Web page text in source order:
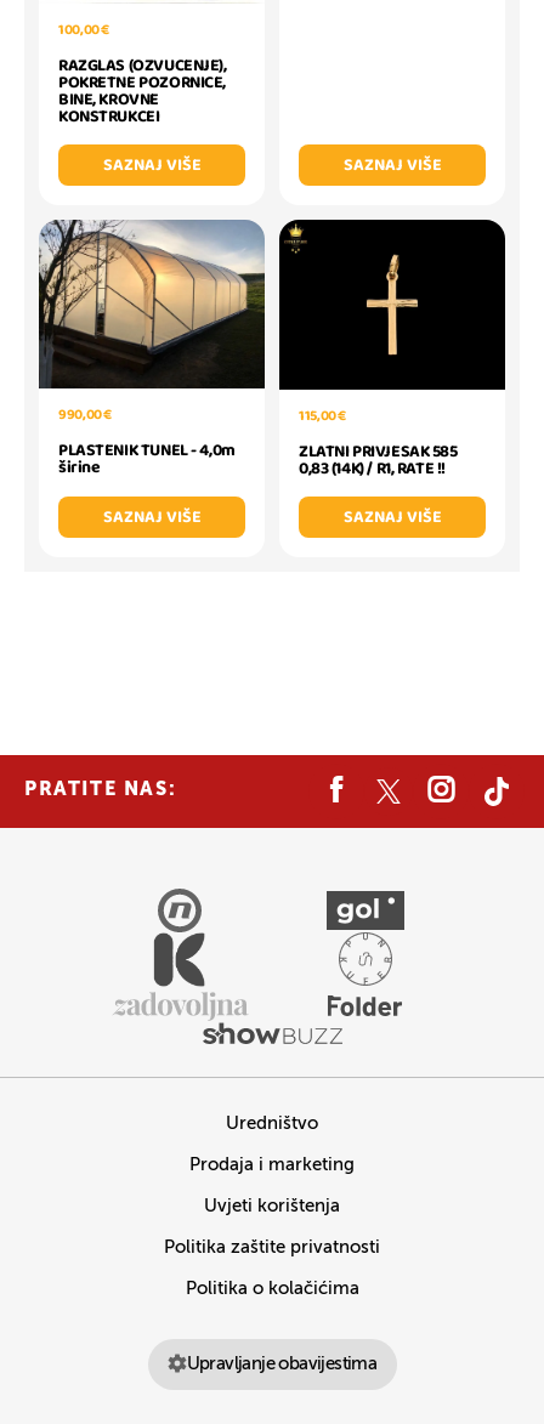
100,00 €
RAZGLAS (OZVUCENJE),
POKRETNE POZORNICE,
BINE, KROVNE
KONSTRUKCEI
SAZNAJ VIŠE
SAZNAJ VIŠE
990,00 €
PLASTENIK TUNEL - 4,0m
širine
SAZNAJ VIŠE
115,00 €
ZLATNI PRIVJESAK 585
0,83 (14K) / R1, RATE !!
SAZNAJ VIŠE
PRATITE NAS:
Uredništvo
Prodaja i marketing
Uvjeti korištenja
Politika zaštite privatnosti
Politika o kolačićima
Upravljanje obavijestima